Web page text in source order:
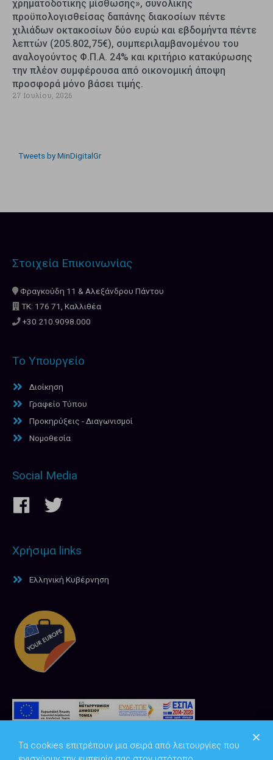
χρηματοδοτικής μίσθωσης», συνολικής
προϋπολογισθείσας δαπάνης διακοσίων πέντε
χιλιάδων οκτακοσίων δύο ευρώ και εβδομήντα πέντε
λεπτών (205.802,75€), συμπεριλαμβανομένου του
αναλογούντος Φ.Π.Α. 24% και κριτήριο κατακύρωσης
την πλέον συμφέρουσα από οικονομική άποψη
προσφορά μόνο βάσει τιμής.
27 Ιουλίου, 2026
Tweets by MinDigitalGr
Στοιχεία Επικοινωνίας
Φραγκούδη 11 & Αλεξάνδρου Πάντου
ΤΚ: 176 71, Καλλιθέα
+30 210.9098.000
Το Υπουργείο
Διοίκηση
Γραφείο Τύπου
Προκηρύξεις - Διαγωνισμοί
Νομοθεσία
Social Media
Χρήσιμα links
Ελληνική Κυβέρνηση
Τα cookies επιτρέπουν μια σειρά από λειτουργίες που